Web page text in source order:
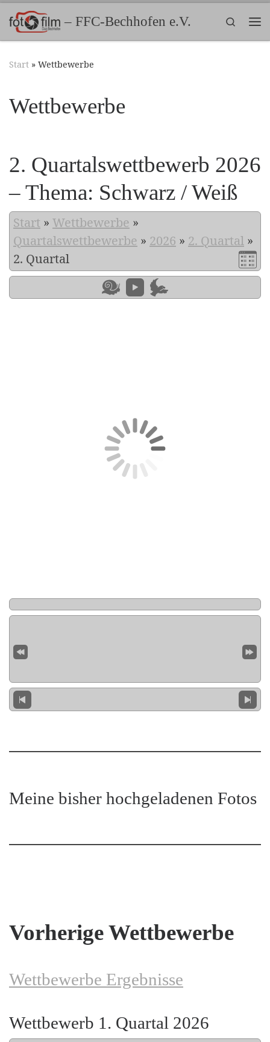
Zum Inhalt springen– FFC-Bechhofen e.V.
Search
Start » Wettbewerbe
Wettbewerbe
2. Quartalswettbewerb 2026
– Thema: Schwarz / Weiß
Start » Wettbewerbe »
Quartalswettbewerbe » 2026 » 2. Quartal »
2. Quartal
Meine bisher hochgeladenen Fotos
Vorherige Wettbewerbe
Wettbewerbe Ergebnisse
Wettbewerb 1. Quartal 2026